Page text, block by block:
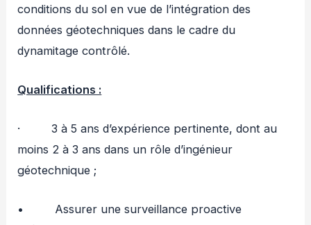
conditions du sol en vue de l’intégration des
données géotechniques dans le cadre du
dynamitage contrôlé.
Qualifications :
· 3 à 5 ans d’expérience pertinente, dont au
moins 2 à 3 ans dans un rôle d’ingénieur
géotechnique ;
• Assurer une surveillance proactive